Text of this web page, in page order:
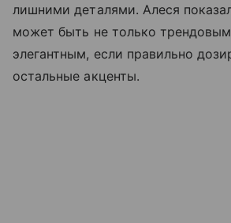
лишними деталями. Алеся
может быть не только
элегантным, если правильно
остальные акценты.